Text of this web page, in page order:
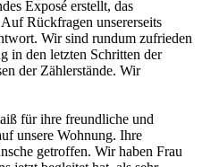
Exposé erstellt, das
Rückfragen unsererseits
Wir sind rundum zufrieden
in den letzten Schritten der
der Zählerstände. Wir
für ihre freundliche und
unsere Wohnung. Ihre
getroffen. Wir haben Frau